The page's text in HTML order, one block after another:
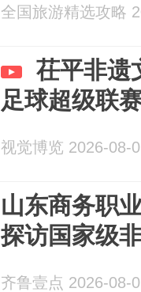
全国旅游精选攻略
茌平非遗
足球超级联
视觉博览 2026-08-
山东商务职
探访国家级
齐鲁壹点 2026-08-